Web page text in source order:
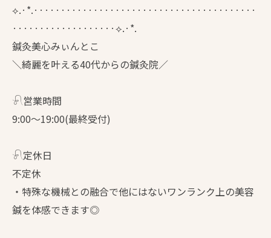
⟡.·*.·········································
···················⟡.·*.
鍼灸美心みぃんとこ
＼綺麗を叶える40代からの鍼灸院／
𓍯営業時間
9:00〜19:00(最終受付)
𓍯定休日
不定休
・特殊な機械との融合で他にはないワンランク上の美容
鍼を体感できます◎